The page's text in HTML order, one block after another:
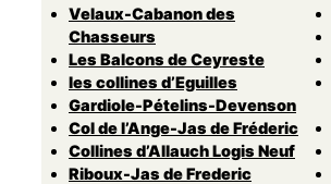
Velaux-Cabanon des
Chasseurs
Les Balcons de Ceyreste
les collines d’Eguilles
Gardiole-Pételins-Devenson
Col de l’Ange-Jas de Fréderic
Collines d’Allauch Logis Neuf
Riboux-Jas de Frederic